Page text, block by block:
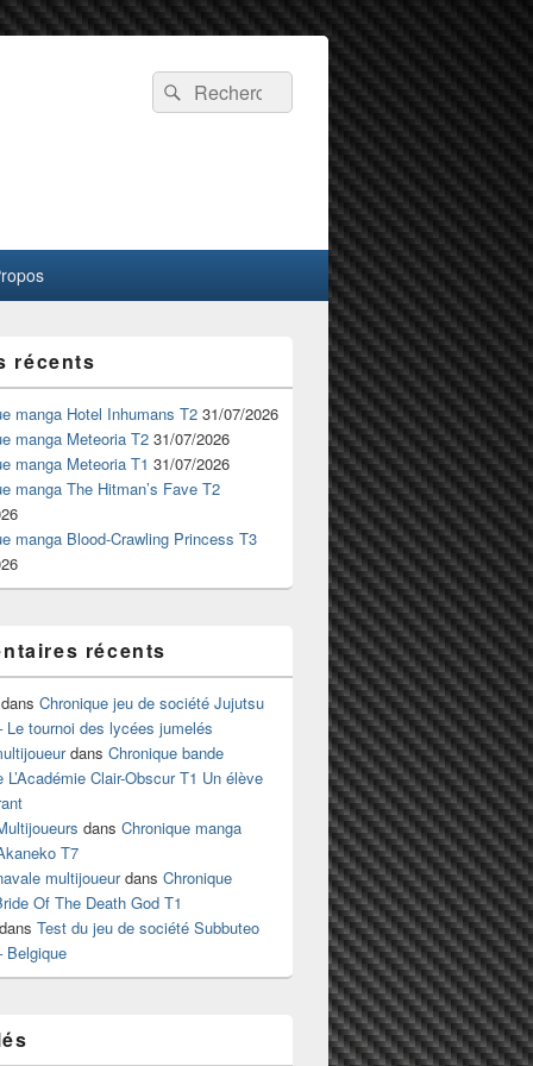
Recherche :
Rechercher
récents
manga Hotel Inhumans T2 31/07/2026
manga Meteoria T2 31/07/2026
manga Meteoria T1 31/07/2026
manga The Hitman’s Fave T2
manga Blood-Crawling Princess T3
récents
dans Chronique jeu de société Jujutsu
Le tournoi des lycées jumelés
dans Chronique bande
L’Académie Clair-Obscur T1 Un élève
dans Chronique manga
T7
multijoueurdans Chronique
Of The Death God T1
dans Test du jeu de société Subbuteo
Belgique